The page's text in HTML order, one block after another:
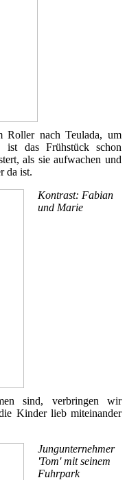
nach Teulada, um
ist das Frühstück schon
als sie aufwachen und
da ist.
Kontrast: Fabian
und Marie
sind, verbringen wir
Kinder lieb miteinander
Jungunternehmer
'Tom' mit seinem
Fuhrpark